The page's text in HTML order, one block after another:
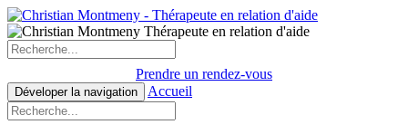
Prendre un rendez-vous
Déveloper la navigation Accueil